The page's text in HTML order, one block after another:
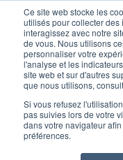
Ce site web stocke les
utilisés pour collecter
interagissez avec notre
de vous. Nous utilisons
personnaliser votre
l'analyse et les
site web et sur d'autres
que nous utilisons,
Si vous refusez
pas suivies lors de votre
dans votre navigateur
préférences.
DANS UNE